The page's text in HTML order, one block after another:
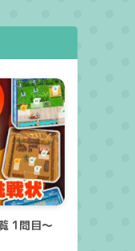
1問目～